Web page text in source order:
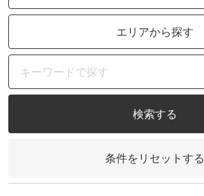
エリアから探す
検索する
条件をリセットする